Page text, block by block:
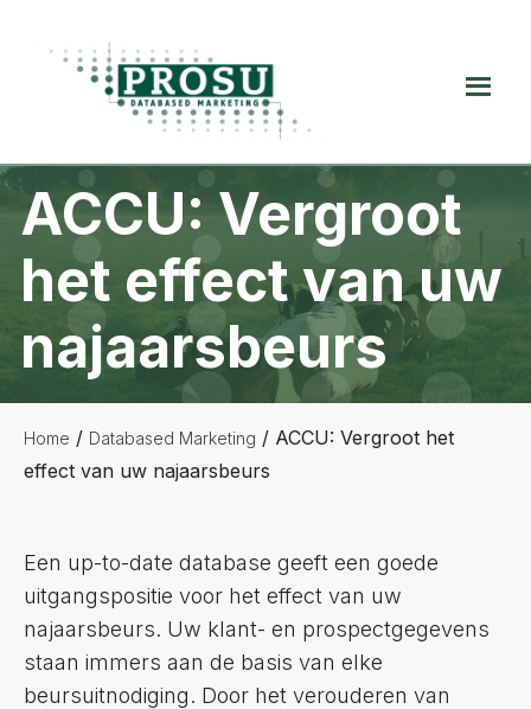
hoofdnavigatie
voettekst
Prosu
Databased
Marketing
ACCU: Vergroot
het effect van uw
najaarsbeurs
Home / Databased Marketing / ACCU: Vergroot het
effect van uw najaarsbeurs
Een up-to-date database geeft een goede
uitgangspositie voor het effect van uw
najaarsbeurs. Uw klant- en prospectgegevens
staan immers aan de basis van elke
beursuitnodiging. Door het verouderen van